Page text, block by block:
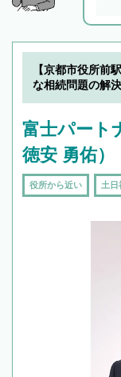
と
解決
でき
でフ
で複
【京都市役所前
な相続問題の解
富士パート
徳安 勇佑）
役所から近い 土日